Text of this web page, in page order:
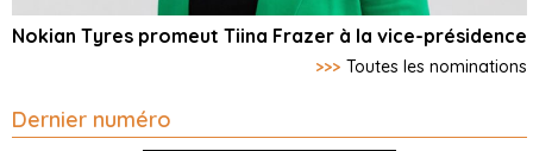
Nokian Tyres promeut Tiina Frazer à la vice-présidence
>>> Toutes les nominations
Dernier numéro